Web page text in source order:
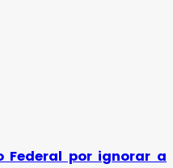
Federal por ignorar a